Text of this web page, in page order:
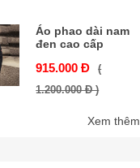
Áo phao dài nam
đen cao cấp
915.000 Đ
(
1.200.000 Đ )
Xem thêm